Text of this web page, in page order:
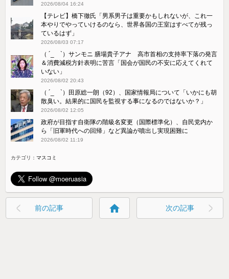
2026/08/04 16:24
【テレビ】橋下徹氏「男系男子は重要かもしれないが、これ一
本やりでやっていけるのなら、世界各国の王室はすべてが残っ
ているはず」
2026/08/03 07:17
（ ´_ゝ`）サンモニ 膳場貴子アナ 高市首相の支持率下落の発言
＆消費減税方針表明に苦言「国会が国民の不安に応えてくれて
いない」
2026/08/02 20:43
（ ´_ゝ`）田原総一朗（92）、国家情報局について「いかにも胡
散臭い。結果的に国民を監視する事になるのではないか？」
2026/08/02 12:05
政府が目指す自衛隊の階級名変更（国際標準化）、自民党内か
ら「旧軍時代への回帰」など異論が噴出し実現困難に
2026/08/02 11:19
カテゴリ：マスコミ
前の記事 home 次の記事